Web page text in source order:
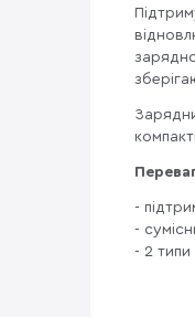
-
-
- 2 типи